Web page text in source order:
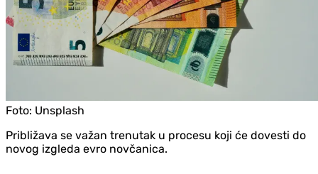
Foto: Unsplash
Približava se važan trenutak u procesu koji će dovesti do
novog izgleda evro novčanica.